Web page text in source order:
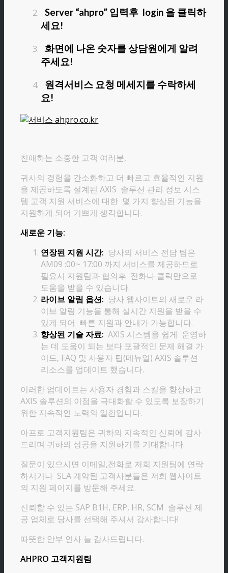
Server “ahpro” 입력후 login 을 클릭하
세요!
화면에 나온 숫자를 상담원에게 알려
주세요!
원격서비스 요청 메세지를 수락하세
요!
친애하는 소중한 고객 여러분,
귀사의 경험을 간소화하고 더 빠르고 효율적인 지원
을 제공하도록 설계된 AXIS 솔루션 관리 정보 시스
템 고객 지원 서비스에 대한 몇 가지 향상된 기능을
지원하게 되어 기쁘게 생각합니다.
새로운 기능:
연장된 지원 시간: 당사의 서비스 전담 팀은
AM09 :00~ 17:00 까지 서비스를 제공하므로
필요시 지원팀과 협의후 전화나 클릭만으로
도움을 받을 수 있습니다.
라이브 알림 옵션: 당사 웹사이트의 새로운 라
이브 알림 기능을 통해 실시간 지원을 받을 수
있게 되어 빠른 지원과 안내가 가능합니다.
향상된 기술 자료: AXIS 시스템을 쉽게 운영하
는 데 도움이 되는 보다 포괄적인 문제 해결 가
이드, FAQ 및 사용자 팁(메뉴얼) AXIS 솔루션
리소스를 업데이트 했습니다.
이러한 업데이트는 사용자 경험과 스킬을 향상하고
AXIS 솔루션의 이점을 극대화할 수 있도록 보장하기
위한 지속적인 노력의 일환입니다.
아프로 고객지원팀은 귀하의 지속적인 신뢰에 감사
드리며 귀하의 성공을 지원하기를 기대합니다.
질문이 있으시면 이메일,전화로 저희 지원팀에 연락
하시거나 SLA 계약된 고객사분들은 저희 웹사이트
의 지원 페이지를 방문해 주세요.
신뢰할 수 있는 SAP B1H, ERP, HR, SCM 솔루션 제
공 업체로 당사를 선택해 주셔서 감사합니다!
따뜻한 안부 인사 늘 감사드립니다.
AHPRO 고객지원팀